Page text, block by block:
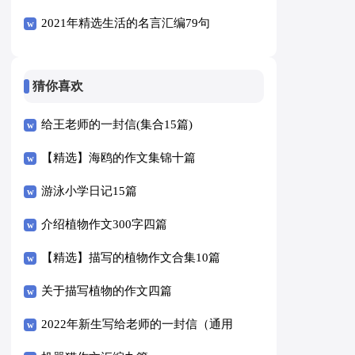
2021年精选生活的名言汇编79句
猜你喜欢
给王老师的一封信(集合15篇)
【精选】海鸥的作文集锦十篇
游泳小学日记15篇
介绍植物作文300字四篇
【精选】描写的植物作文合集10篇
关于描写植物的作文四篇
2022年新生写给老师的一封信（通用